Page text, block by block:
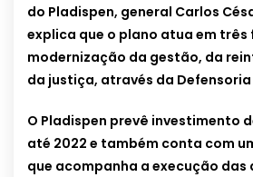
do Pladispen, general Carlos
explica que o plano atua em três
modernização da gestão, da
da justiça, através da
O Pladispen prevê investimento
até 2022 e também conta com
que acompanha a execução das